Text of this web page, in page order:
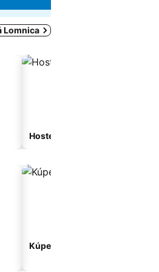
Lomnica
Hostel
Kúpeľné hotely